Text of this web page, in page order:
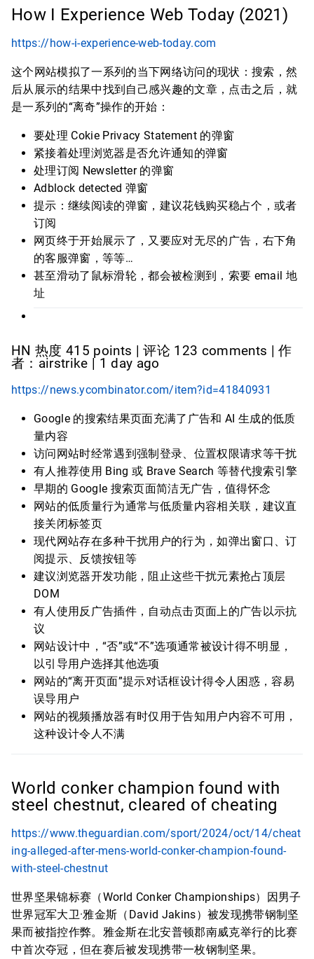
How I Experience Web Today (2021)
https://how-i-experience-web-today.com
这个网站模拟了一系列的当下网络访问的现状：搜索，然
后从展示的结果中找到自己感兴趣的文章，点击之后，就
是一系列的“离奇”操作的开始：
要处理 Cokie Privacy Statement 的弹窗
紧接着处理浏览器是否允许通知的弹窗
处理订阅 Newsletter 的弹窗
Adblock detected 弹窗
提示：继续阅读的弹窗，建议花钱购买稳占个，或者
订阅
网页终于开始展示了，又要应对无尽的广告，右下角
的客服弹窗，等等…
甚至滑动了鼠标滑轮，都会被检测到，索要 email 地
址
HN 热度 415 points | 评论 123 comments | 作
者：airstrike | 1 day ago
https://news.ycombinator.com/item?id=41840931
Google 的搜索结果页面充满了广告和 AI 生成的低质
量内容
访问网站时经常遇到强制登录、位置权限请求等干扰
有人推荐使用 Bing 或 Brave Search 等替代搜索引擎
早期的 Google 搜索页面简洁无广告，值得怀念
网站的低质量行为通常与低质量内容相关联，建议直
接关闭标签页
现代网站存在多种干扰用户的行为，如弹出窗口、订
阅提示、反馈按钮等
建议浏览器开发功能，阻止这些干扰元素抢占顶层
DOM
有人使用反广告插件，自动点击页面上的广告以示抗
议
网站设计中，“否”或“不”选项通常被设计得不明显，
以引导用户选择其他选项
网站的“离开页面”提示对话框设计得令人困惑，容易
误导用户
网站的视频播放器有时仅用于告知用户内容不可用，
这种设计令人不满
World conker champion found with
steel chestnut, cleared of cheating
https://www.theguardian.com/sport/2024/oct/14/cheat
ing-alleged-after-mens-world-conker-champion-found-
with-steel-chestnut
世界坚果锦标赛（World Conker Championships）因男子
世界冠军大卫·雅金斯（David Jakins）被发现携带钢制坚
果而被指控作弊。雅金斯在北安普顿郡南威克举行的比赛
中首次夺冠，但在赛后被发现携带一枚钢制坚果。